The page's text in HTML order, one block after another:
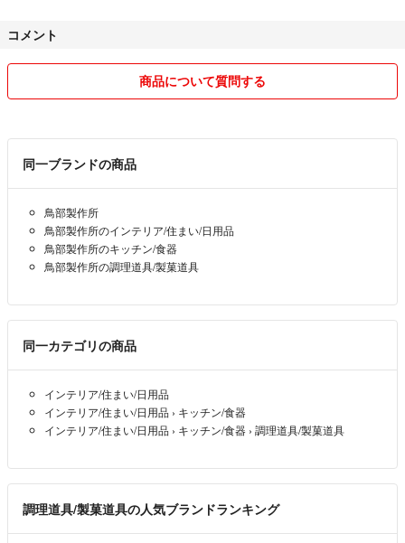
単 ＃衛生的
ム ＃売り切れ ＃インスタ
＃ミニマリスト ＃キッチンツール ＃シンプル ＃インスタグラマー ＃
また年末年始〔12/29〜1/3〕は発送が出来かねます。
予めご了承くださいませ
コメント
商品について質問する
同一ブランドの商品
鳥部製作所
鳥部製作所のインテリア/住まい/日用品
鳥部製作所のキッチン/食器
鳥部製作所の調理道具/製菓道具
同一カテゴリの商品
インテリア/住まい/日用品
インテリア/住まい/日用品 › キッチン/食器
インテリア/住まい/日用品 › キッチン/食器 › 調理道具/製菓道具
調理道具/製菓道具の人気ブランドランキング